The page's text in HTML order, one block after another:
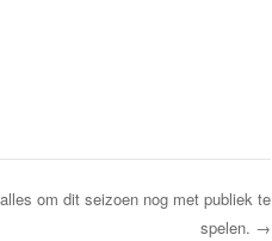
om dit seizoen nog met publiek te
spelen. →